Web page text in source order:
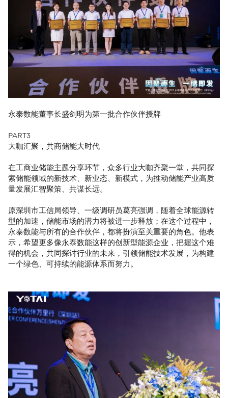
永泰数能董事长盛剑明为第一批合作伙伴授牌
PART3
大咖汇聚，共商储能大时代
在工商业储能主题分享环节，众多行业大咖齐聚一堂，共同探
索储能领域的新技术、新业态、新模式，为推动储能产业高质
量发展汇智聚策、共谋长远。
原深圳市工信局领导、一级调研员葛亮强调，随着全球能源转
型的加速，储能市场的潜力将被进一步释放；在这个过程中，
永泰数能与所有的合作伙伴，都将扮演至关重要的角色。他表
示，希望更多像永泰数能这样的创新型能源企业，把握这个难
得的机会，共同探讨行业的未来，引领储能技术发展，为构建
一个绿色、可持续的能源体系而努力。